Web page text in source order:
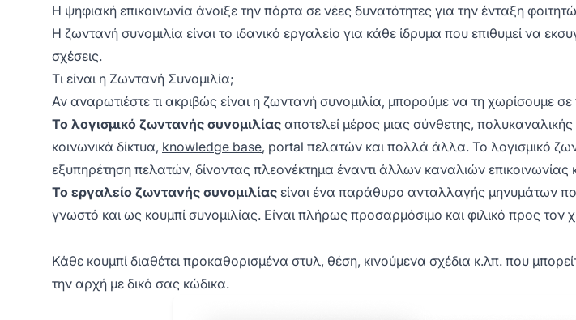
Η ψηφιακή επικοινωνία άνοιξε την πόρτα σε νέες δυνατότητες για την ένταξη
Η ζωντανή συνομιλία είναι το ιδανικό εργαλείο για κάθε ίδρυμα που επιθυμεί να
σχέσεις.
Τι είναι η Ζωντανή Συνομιλία;
Αν αναρωτιέστε τι ακριβώς είναι η ζωντανή συνομιλία, μπορούμε να τη χωρίσουμε
Το λογισμικό ζωντανής συνομιλίας αποτελεί μέρος μιας σύνθετης,
κοινωνικά δίκτυα, knowledge base, portal πελατών και πολλά άλλα. Το λογισμικό
εξυπηρέτηση πελατών, δίνοντας πλεονέκτημα έναντι άλλων καναλιών επικοινωνίας
Το εργαλείο ζωντανής συνομιλίας είναι ένα παράθυρο ανταλλαγής μηνυμάτων
γνωστό και ως κουμπί συνομιλίας. Είναι πλήρως προσαρμόσιμο και φιλικό προς
Κάθε κουμπί διαθέτει προκαθορισμένα στυλ, θέση, κινούμενα σχέδια κ.λπ. που
την αρχή με δικό σας κώδικα.